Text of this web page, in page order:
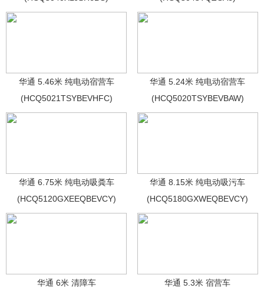
华通 5.46米 纯电动宿营车
(HCQ5021TSYBEVHFC)
华通 5.24米 纯电动宿营车
(HCQ5020TSYBEVBAW)
华通 6.75米 纯电动吸粪车
(HCQ5120GXEEQBEVCY)
华通 8.15米 纯电动吸污车
(HCQ5180GXWEQBEVCY)
华通 6米 清障车
华通 5.3米 宿营车